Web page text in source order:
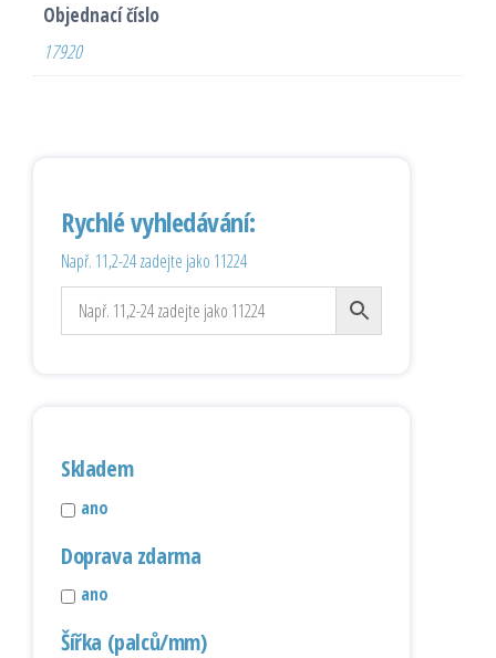
Objednací číslo
17920
Rychlé vyhledávání:
Např. 11,2-24 zadejte jako 11224
Skladem
ano
Doprava zdarma
ano
Šířka (palců/mm)